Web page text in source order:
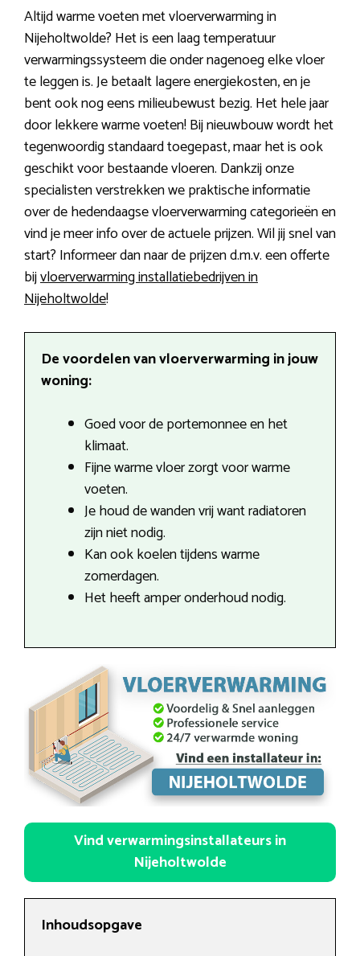
Altijd warme voeten met vloerverwarming in
Nijeholtwolde? Het is een laag temperatuur
verwarmingssysteem die onder nagenoeg elke vloer
te leggen is. Je betaalt lagere energiekosten, en je
bent ook nog eens milieubewust bezig. Het hele jaar
door lekkere warme voeten! Bij nieuwbouw wordt het
tegenwoordig standaard toegepast, maar het is ook
geschikt voor bestaande vloeren. Dankzij onze
specialisten verstrekken we praktische informatie
over de hedendaagse vloerverwarming categorieën en
vind je meer info over de actuele prijzen. Wil jij snel van
start? Informeer dan naar de prijzen d.m.v. een offerte
bijvloerverwarming installatiebedrijven in
Nijeholtwolde!
De voordelen van vloerverwarming in jouw
woning:
Goed voor de portemonnee en het
klimaat.
Fijne warme vloer zorgt voor warme
voeten.
Je houd de wanden vrij want radiatoren
zijn niet nodig.
Kan ook koelen tijdens warme
zomerdagen.
Het heeft amper onderhoud nodig.
Vind verwarmingsinstallateurs in
Nijeholtwolde
Inhoudsopgave